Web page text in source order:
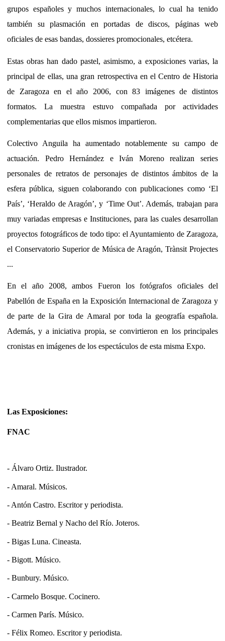
grupos españoles y muchos internacionales, lo cual ha tenido
también su plasmación en portadas de discos, páginas web
oficiales de esas bandas, dossieres promocionales, etcétera.
Estas obras han dado pastel, asimismo, a exposiciones varias, la
principal de ellas, una gran retrospectiva en el Centro de Historia
de Zaragoza en el año 2006, con 83 imágenes de distintos
formatos. La muestra estuvo compañada por actividades
complementarias que ellos mismos impartieron.
Colectivo Anguila ha aumentado notablemente su campo de
actuación. Pedro Hernández e Iván Moreno realizan series
personales de retratos de personajes de distintos ámbitos de la
esfera pública, siguen colaborando con publicaciones como ‘El
País’, ‘Heraldo de Aragón’, y ‘Time Out’. Además, trabajan para
muy variadas empresas e Instituciones, para las cuales desarrollan
proyectos fotográficos de todo tipo: el Ayuntamiento de Zaragoza,
el Conservatorio Superior de Música de Aragón, Trànsit Projectes
...
En el año 2008, ambos Fueron los fotógrafos oficiales del
Pabellón de España en la Exposición Internacional de Zaragoza y
de parte de la Gira de Amaral por toda la geografía española.
Además, y a iniciativa propia, se convirtieron en los principales
cronistas en imágenes de los espectáculos de esta misma Expo.
Las Exposiciones:
FNAC
- Álvaro Ortiz. Ilustrador.
- Amaral. Músicos.
- Antón Castro. Escritor y periodista.
- Beatriz Bernal y Nacho del Río. Joteros.
- Bigas Luna. Cineasta.
- Bigott. Músico.
- Bunbury. Músico.
- Carmelo Bosque. Cocinero.
- Carmen París. Músico.
- Félix Romeo. Escritor y periodista.